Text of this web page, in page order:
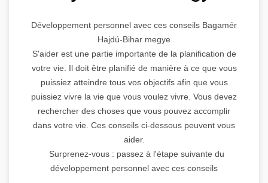
Développement personnel avec ces conseils Bagamér
Hajdú-Bihar megye
S'aider est une partie importante de la planification de
votre vie. Il doit être planifié de manière à ce que vous
puissiez atteindre tous vos objectifs afin que vous
puissiez vivre la vie que vous voulez vivre. Vous devez
rechercher des choses que vous pouvez accomplir
dans votre vie. Ces conseils ci-dessous peuvent vous
aider.
Surprenez-vous : passez à l'étape suivante du
développement personnel avec ces conseils